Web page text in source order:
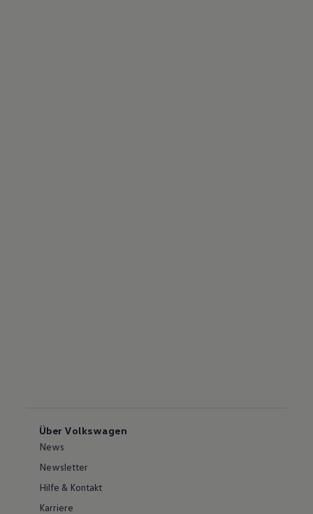
Über Volkswagen
News
Newsletter
Hilfe & Kontakt
Karriere